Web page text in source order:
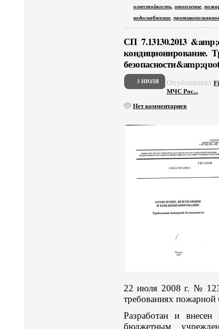
огнестойкость,отопление,
водоснабжение,
СП 7.13130.2013
кондиционирование.
3 ИЮЛЯ Опубликовал
МЧС Рос...
Нет комментариев
22 июля 2008 г. №
требованиях пожарной
Разработан и внесен
бюджетным